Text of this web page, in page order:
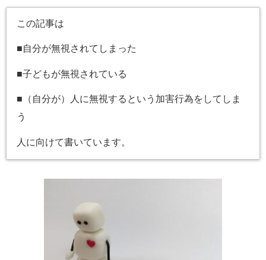
この記事は
■自分が無視されてしまった
■子どもが無視されている
■（自分が）人に無視するという加害行為をしてしま
う
人に向けて書いています。